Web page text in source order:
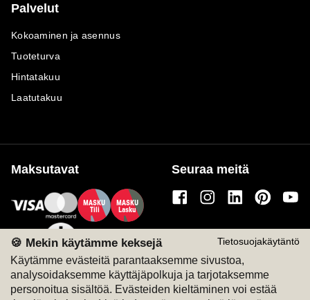
Tietosuojakäytäntö
🍪 Mekin käytämme keksejä
Käytämme evästeitä parantaaksemme sivustoa,
analysoidaksemme käyttäjäpolkuja ja tarjotaksemme
personoitua sisältöä. Evästeiden kieltäminen voi estää
Palvelut
Kokoaminen ja asennus
Tuoteturva
Hintatakuu
Laatutakuu
Maksutavat
MASKU
Tili
MASKU
Lasku
Seuraa meitä